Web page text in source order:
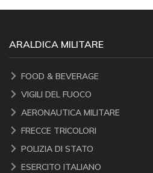
ARALDICA MILITARE
FOOD & BEVERAGE
VIGILI DEL FUOCO
AERONAUTICA MILITARE
FRECCE TRICOLORI
POLIZIA DI STATO
ESERCITO ITALIANO